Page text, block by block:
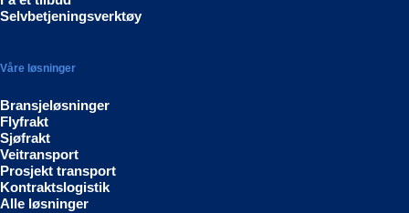
Selvbetjeningsverktøy
Våre løsninger
Bransjeløsninger
Flyfrakt
Sjøfrakt
Veitransport
Prosjekt transport
Kontraktslogistik
Alle løsninger